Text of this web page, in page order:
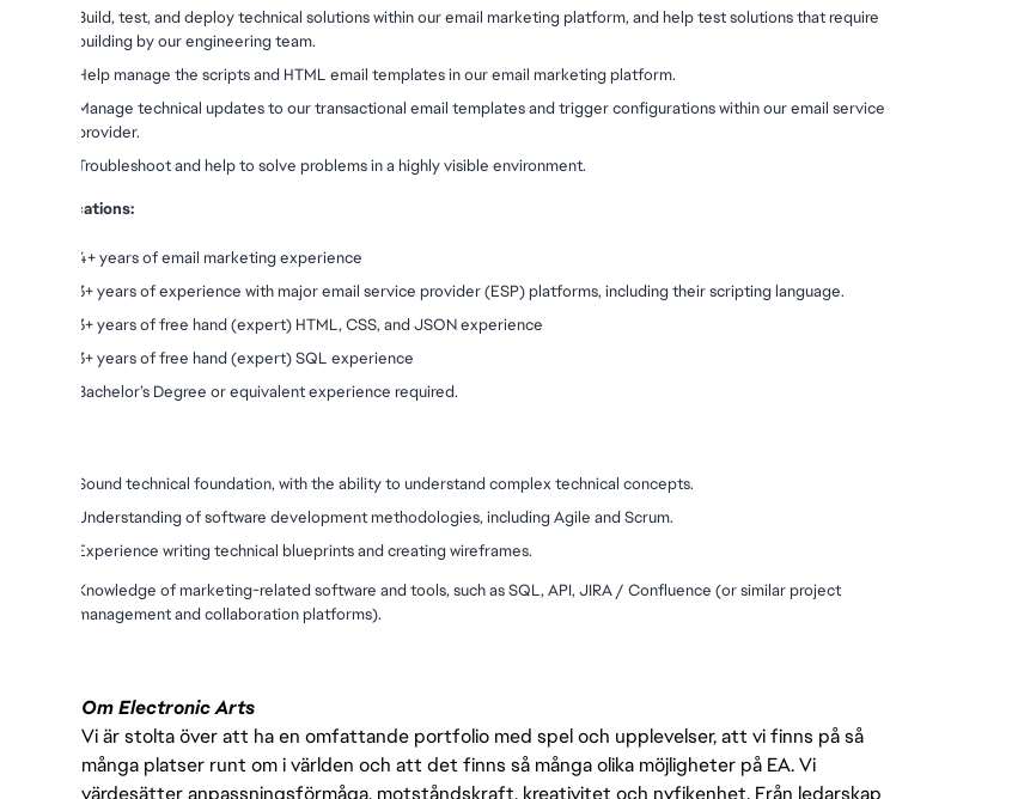
Build, test, and deploy technical solutions within our email marketing platform, and help test solutions that require
building by our engineering team.
Help manage the scripts and HTML email templates in our email marketing platform.
Manage technical updates to our transactional email templates and trigger configurations within our email service
provider.
Troubleshoot and help to solve problems in a highly visible environment.
Qualifications:
4+ years of email marketing experience
3+ years of experience with major email service provider (ESP) platforms, including their scripting language.
3+ years of free hand (expert) HTML, CSS, and JSON experience
3+ years of free hand (expert) SQL experience
Bachelor’s Degree or equivalent experience required.
Sound technical foundation, with the ability to understand complex technical concepts.
Understanding of software development methodologies, including Agile and Scrum.
Experience writing technical blueprints and creating wireframes.
Knowledge of marketing-related software and tools, such as SQL, API, JIRA / Confluence (or similar project
management and collaboration platforms).
Om Electronic Arts
Vi är stolta över att ha en omfattande portfolio med spel och upplevelser, att vi finns på så
många platser runt om i världen och att det finns så många olika möjligheter på EA. Vi
värdesätter anpassningsförmåga, motståndskraft, kreativitet och nyfikenhet. Från ledarskap